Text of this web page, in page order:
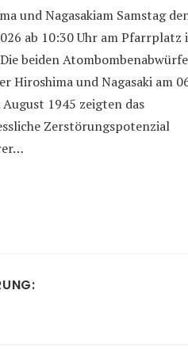
und Nagasakiam Samstag
ab 10:30 Uhr am Pfarrplatz
beiden
Hiroshima und Nagasaki am
August 1945 zeigten das
Zerstörungspotenzial